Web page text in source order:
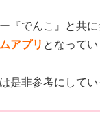
『でんこ』と共
アプリ となってい
是非参考にして